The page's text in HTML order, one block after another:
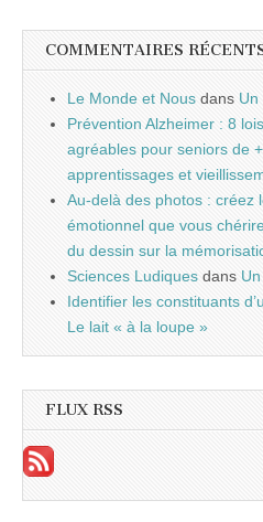
COMMENTAIRES
Le Monde et Nous dans Un
Prévention Alzheimer : 8
agréables pour seniors de
apprentissages et
Au-delà des photos : créez
émotionnel que vous
du dessin sur la
Sciences Ludiques dans
Identifier les constituants
Le lait « à la loupe »
FLUX RSS